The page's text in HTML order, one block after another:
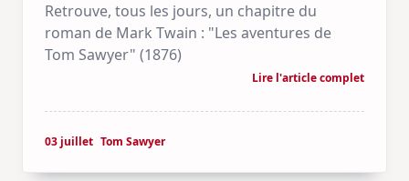
Retrouve, tous les jours, un chapitre du
roman de Mark Twain : "Les aventures de
Tom Sawyer" (1876)
Lire l'article complet
03 juillet Tom Sawyer